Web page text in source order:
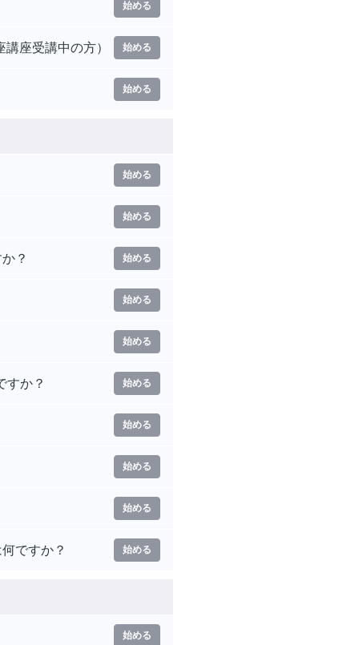
始める
座受講中の方） 始める
始める
始める
始める
？ 始める
始める
始める
すか？ 始める
始める
始める
始める
ですか？ 始める
始める